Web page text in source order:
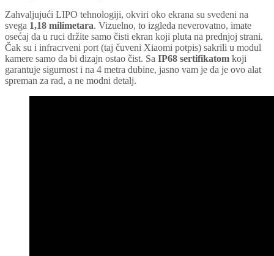
Zahvaljujući LIPO tehnologiji, okviri oko ekrana su svedeni na
svega 1,18 milimetara. Vizuelno, to izgleda neverovatno, imate
osećaj da u ruci držite samo čisti ekran koji pluta na prednjoj strani.
Čak su i infracrveni port (taj čuveni Xiaomi potpis) sakrili u modul
kamere samo da bi dizajn ostao čist. Sa IP68 sertifikatom koji
garantuje sigurnost i na 4 metra dubine, jasno vam je da je ovo alat
spreman za rad, a ne modni detalj.